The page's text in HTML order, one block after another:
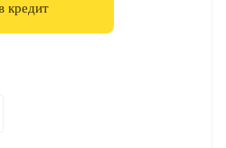
кредит